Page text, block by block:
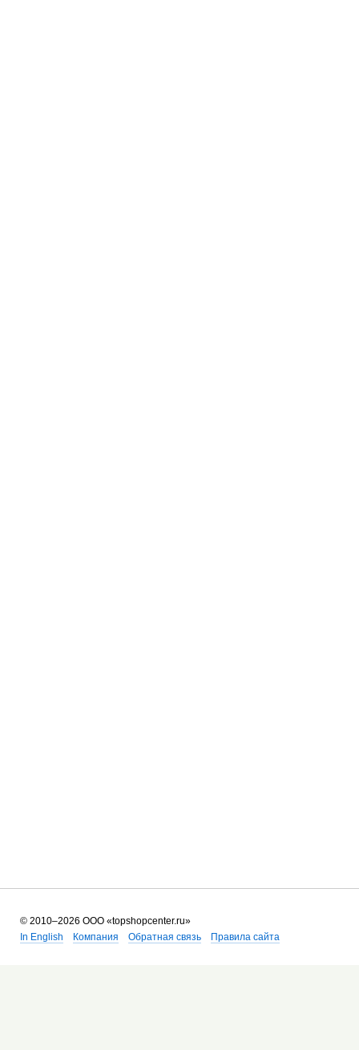
© 2010–2026 ООО «topshopcenter.ru»
In English
Компания Обратная связь Правила сайта